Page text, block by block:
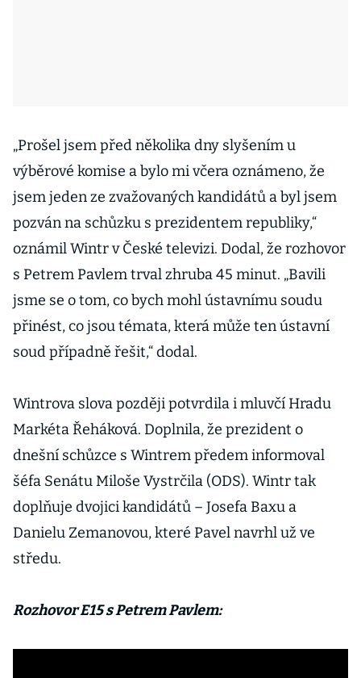
„Prošel jsem před několika dny slyšením u
výběrové komise a bylo mi včera oznámeno, že
jsem jeden ze zvažovaných kandidátů a byl jsem
pozván na schůzku s prezidentem republiky,“
oznámil Wintr v České televizi. Dodal, že rozhovor
s Petrem Pavlem trval zhruba 45 minut. „Bavili
jsme se o tom, co bych mohl ústavnímu soudu
přinést, co jsou témata, která může ten ústavní
soud případně řešit,“ dodal.
Wintrova slova později potvrdila i mluvčí Hradu
Markéta Řeháková. Doplnila, že prezident o
dnešní schůzce s Wintrem předem informoval
šéfa Senátu Miloše Vystrčila (ODS). Wintr tak
doplňuje dvojici kandidátů – Josefa Baxu a
Danielu Zemanovou, které Pavel navrhl už ve
středu.
Rozhovor E15 s Petrem Pavlem: